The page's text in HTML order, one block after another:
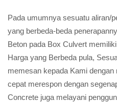
Pada umumnya sesuatu aliran/
yang berbeda-beda
Beton pada Box Culvert
Harga yang Berbeda pula,
memesan kepada Kami
cepat merespon dengan
Concrete juga melayani